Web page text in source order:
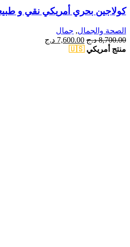
كولاجين بحري أمريكي نقي و طبيعي
الصحة والجمال, جمال
8,700.00 د.ج 7,600.00 د.ج
منتج أمريكي 🇺🇸